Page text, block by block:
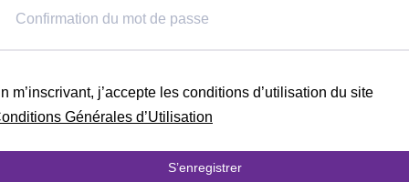
m’inscrivant, j’accepte les conditions d’utilisation du site
Générales d’Utilisation
S’enregistrer